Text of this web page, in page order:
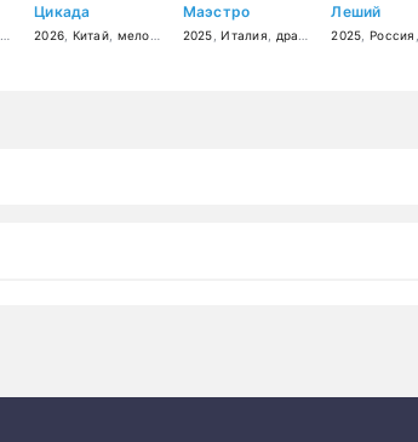
триллер
Цикада
2026 Китай мелодрама
Маэстро
2025 ,Италия драма комедия,спорт
Леший
2025 Россия